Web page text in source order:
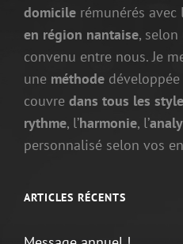
domicile rémunérés avec
en région nantaise,
convenu entre nous. Je
une méthode
couvre dans tous les
rythme, l’harmonie, l’
personnalisé selon vos
ARTICLES RÉCENTS